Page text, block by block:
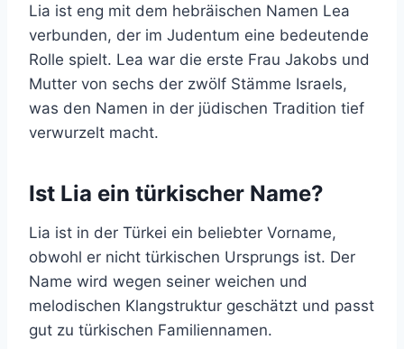
Lia ist eng mit dem hebräischen Namen Lea
verbunden, der im Judentum eine bedeutende
Rolle spielt. Lea war die erste Frau Jakobs und
Mutter von sechs der zwölf Stämme Israels,
was den Namen in der jüdischen Tradition tief
verwurzelt macht.
Ist Lia ein türkischer Name?
Lia ist in der Türkei ein beliebter Vorname,
obwohl er nicht türkischen Ursprungs ist. Der
Name wird wegen seiner weichen und
melodischen Klangstruktur geschätzt und passt
gut zu türkischen Familiennamen.